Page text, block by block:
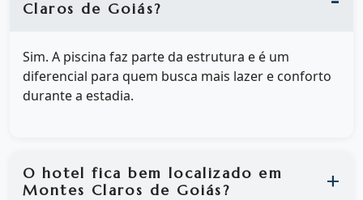
Claros de Goiás?
Sim. A piscina faz parte da estrutura e é um
diferencial para quem busca mais lazer e conforto
durante a estadia.
O hotel fica bem localizado em
Montes Claros de Goiás?